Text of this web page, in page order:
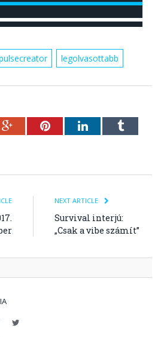
legolvasottabb
Google+PinterestLinkedInTumblr
NEXT ARTICLE
Survival interjú:
„Csak a vibe számít”
FacebookTwitter